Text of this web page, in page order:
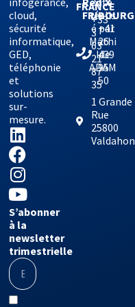
cloud,
sécurité
informatique,
GED,
téléphonie
et
solutions
sur-
mesure.
S’abonner
à la
newsletter
trimestrielle
FRANCE
+33
3
63
21
87
35
1 Grande
Rue
25800
Valdahon
FRIBOURG
+41
26
439
95
50
réalis
é par
Mathi
lde
ADAM